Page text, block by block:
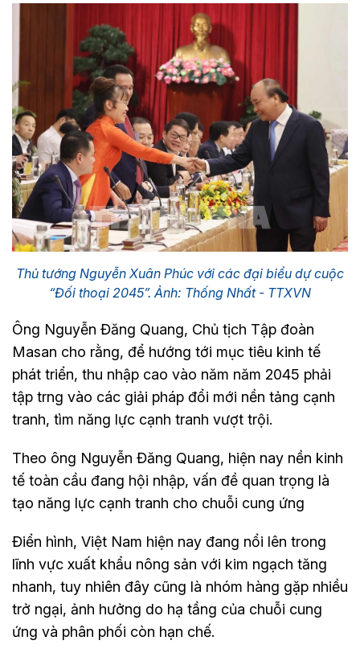
Thủ tướng Nguyễn Xuân Phúc với các đại biểu dự cuộc
“Đối thoại 2045”. Ảnh: Thống Nhất - TTXVN
Ông Nguyễn Đăng Quang, Chủ tịch Tập đoàn
Masan cho rằng, để hướng tới mục tiêu kinh tế
phát triển, thu nhập cao vào năm năm 2045 phải
tập trng vào các giải pháp đổi mới nền tảng cạnh
tranh, tìm năng lực cạnh tranh vượt trội.
Theo ông Nguyễn Đăng Quang, hiện nay nền kinh
tế toàn cầu đang hội nhập, vấn đề quan trọng là
tạo năng lực cạnh tranh cho chuỗi cung ứng
Điển hình, Việt Nam hiện nay đang nổi lên trong
lĩnh vực xuất khẩu nông sản với kim ngạch tăng
nhanh, tuy nhiên đây cũng là nhóm hàng gặp nhiều
trở ngại, ảnh hưởng do hạ tầng của chuỗi cung
ứng và phân phối còn hạn chế.